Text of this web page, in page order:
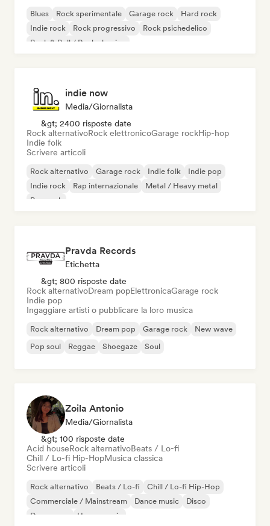
Blues Rock sperimentale Garage rock
Hard rock
Indie rock
Rock progressivo
Rock psichedelico
Rock & Roll / Rock classico
indie now
Media/Giornalista
&gt; 2400 risposte date
Rock alternativoRock elettronicoGarage rockHip-hop
Indie folk
Scrivere articoli
Rock alternativo Garage rock Indie folk
Indie pop
Indie rock
Rap internazionale
Metal / Heavy metal
Pop rock
Pravda Records
Etichetta
&gt; 800 risposte date
Rock alternativoDream popElettronicaGarage rock
Indie pop
Ingaggiare artisti o pubblicare la loro musica
Rock alternativo Dream pop Garage rock
New wave
Pop soul
Reggae Shoegaze Soul
Zoila Antonio
Media/Giornalista
&gt; 100 risposte date
Acid houseRock alternativoBeats / Lo-fi
Chill / Lo-fi Hip-HopMusica classica
Scrivere articoli
Rock alternativo Beats / Lo-fi
Chill / Lo-fi Hip-Hop
Commerciale / Mainstream
Dance music
Disco
Dream pop
House music